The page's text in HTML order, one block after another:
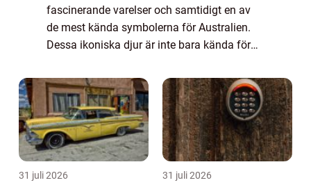
fascinerande varelser och samtidigt en av
de mest kända symbolerna för Australien.
Dessa ikoniska djur är inte bara kända för
sin unika biologi och livsstil. I denna a...
31 juli 2026 31 juli 2026